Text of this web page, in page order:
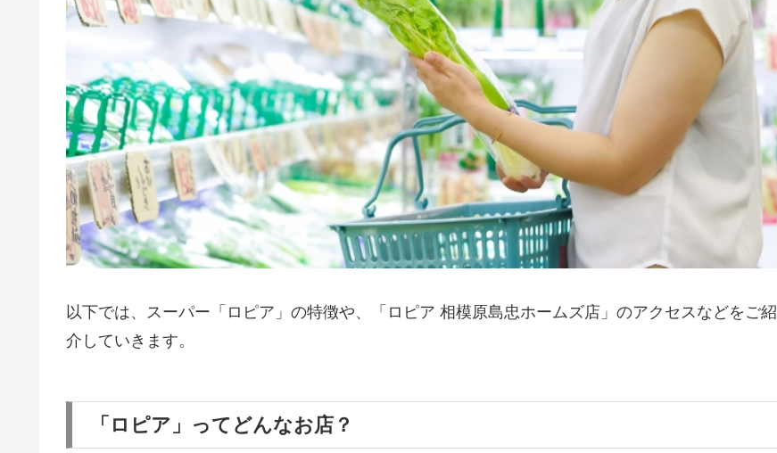
以下では、スーパー「ロピア」の特徴や、「ロピア 相模原島忠ホームズ店」のアクセスなどをご紹
介していきます。
「ロピア」ってどんなお店？